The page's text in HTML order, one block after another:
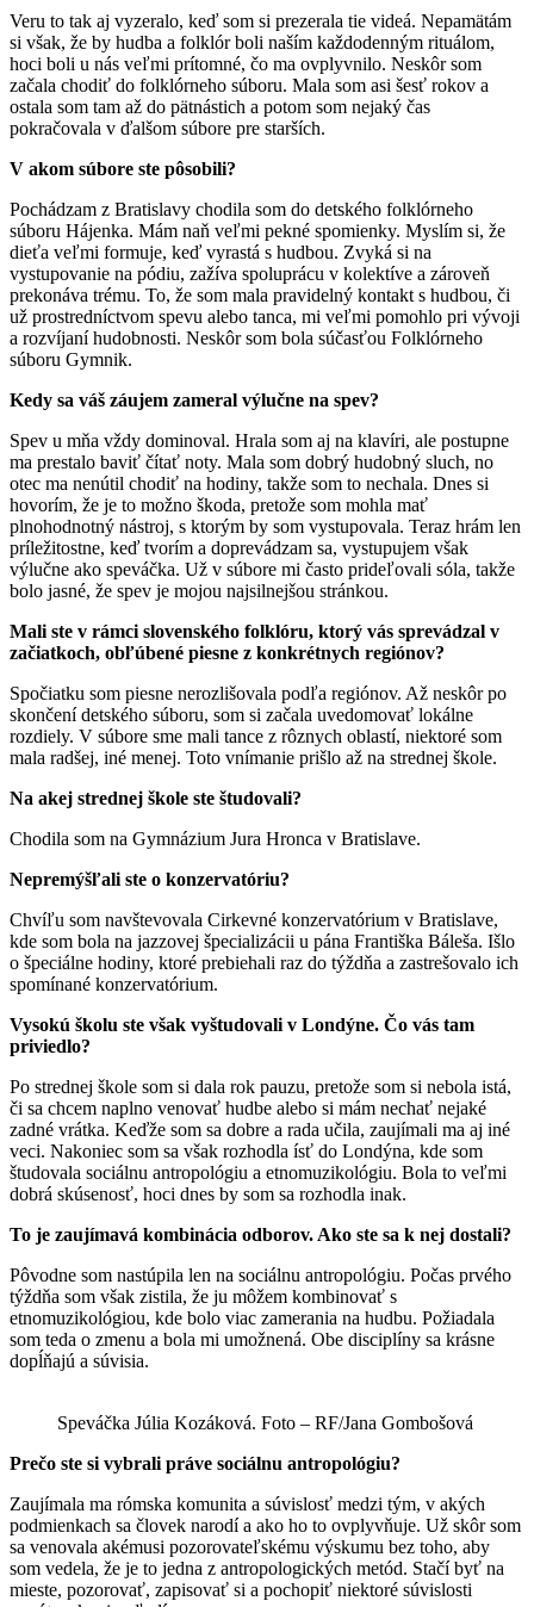
Veru to tak aj vyzeralo, keď som si prezerala tie videá. Nepamätám
si však, že by hudba a folklór boli naším každodenným rituálom,
hoci boli u nás veľmi prítomné, čo ma ovplyvnilo. Neskôr som
začala chodiť do folklórneho súboru. Mala som asi šesť rokov a
ostala som tam až do pätnástich a potom som nejaký čas
pokračovala v ďalšom súbore pre starších.
V akom súbore ste pôsobili?
Pochádzam z Bratislavy chodila som do detského folklórneho
súboru Hájenka. Mám naň veľmi pekné spomienky. Myslím si, že
dieťa veľmi formuje, keď vyrastá s hudbou. Zvyká si na
vystupovanie na pódiu, zažíva spoluprácu v kolektíve a zároveň
prekonáva trému. To, že som mala pravidelný kontakt s hudbou, či
už prostredníctvom spevu alebo tanca, mi veľmi pomohlo pri vývoji
a rozvíjaní hudobnosti. Neskôr som bola súčasťou Folklórneho
súboru Gymnik.
Kedy sa váš záujem zameral výlučne na spev?
Spev u mňa vždy dominoval. Hrala som aj na klavíri, ale postupne
ma prestalo baviť čítať noty. Mala som dobrý hudobný sluch, no
otec ma nenútil chodiť na hodiny, takže som to nechala. Dnes si
hovorím, že je to možno škoda, pretože som mohla mať
plnohodnotný nástroj, s ktorým by som vystupovala. Teraz hrám len
príležitostne, keď tvorím a doprevádzam sa, vystupujem však
výlučne ako speváčka. Už v súbore mi často prideľovali sóla, takže
bolo jasné, že spev je mojou najsilnejšou stránkou.
Mali ste v rámci slovenského folklóru, ktorý vás sprevádzal v
začiatkoch, obľúbené piesne z konkrétnych regiónov?
Spočiatku som piesne nerozlišovala podľa regiónov. Až neskôr po
skončení detského súboru, som si začala uvedomovať lokálne
rozdiely. V súbore sme mali tance z rôznych oblastí, niektoré som
mala radšej, iné menej. Toto vnímanie prišlo až na strednej škole.
Na akej strednej škole ste študovali?
Chodila som na Gymnázium Jura Hronca v Bratislave.
Nepremýšľali ste o konzervatóriu?
Chvíľu som navštevovala Cirkevné konzervatórium v Bratislave,
kde som bola na jazzovej špecializácii u pána Františka Báleša. Išlo
o špeciálne hodiny, ktoré prebiehali raz do týždňa a zastrešovalo ich
spomínané konzervatórium.
Vysokú školu ste však vyštudovali v Londýne. Čo vás tam
priviedlo?
Po strednej škole som si dala rok pauzu, pretože som si nebola istá,
či sa chcem naplno venovať hudbe alebo si mám nechať nejaké
zadné vrátka. Keďže som sa dobre a rada učila, zaujímali ma aj iné
veci. Nakoniec som sa však rozhodla ísť do Londýna, kde som
študovala sociálnu antropológiu a etnomuzikológiu. Bola to veľmi
dobrá skúsenosť, hoci dnes by som sa rozhodla inak.
To je zaujímavá kombinácia odborov. Ako ste sa k nej dostali?
Pôvodne som nastúpila len na sociálnu antropológiu. Počas prvého
týždňa som však zistila, že ju môžem kombinovať s
etnomuzikológiou, kde bolo viac zamerania na hudbu. Požiadala
som teda o zmenu a bola mi umožnená. Obe disciplíny sa krásne
dopĺňajú a súvisia.
Speváčka Júlia Kozáková. Foto – RF/Jana Gombošová
Prečo ste si vybrali práve sociálnu antropológiu?
Zaujímala ma rómska komunita a súvislosť medzi tým, v akých
podmienkach sa človek narodí a ako ho to ovplyvňuje. Už skôr som
sa venovala akémusi pozorovateľskému výskumu bez toho, aby
som vedela, že je to jedna z antropologických metód. Stačí byť na
mieste, pozorovať, zapisovať si a pochopiť niektoré súvislosti